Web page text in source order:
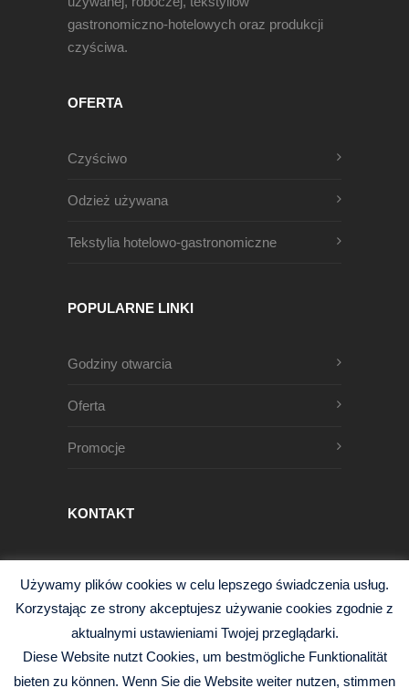
gastronomiczno-hotelowych oraz produkcji
czyściwa.
OFERTA
Czyściwo
Odzież używana
Tekstylia hotelowo-gastronomiczne
POPULARNE LINKI
Godziny otwarcia
Oferta
Promocje
KONTAKT
68-200 Żary, Polska
+48 68 363 95 96
info@czysciwa-kobra.pl
czysciwa-kobra.pl
Używamy plików cookies w celu lepszego świadczenia usług.
Korzystając ze strony akceptujesz używanie cookies zgodnie z
aktualnymi ustawieniami Twojej przeglądarki.
Diese Website nutzt Cookies, um bestmögliche Funktionalität
bieten zu können. Wenn Sie die Website weiter nutzen, stimmen